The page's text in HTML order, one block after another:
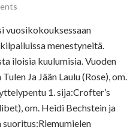
vuosikokouksessaan
menestyneitä.
iloisia kuulumisia. Vuoden
Ja Jään Laulu (Rose), om.
1. sija:Crofter’s
om. Heidi Bechstein ja